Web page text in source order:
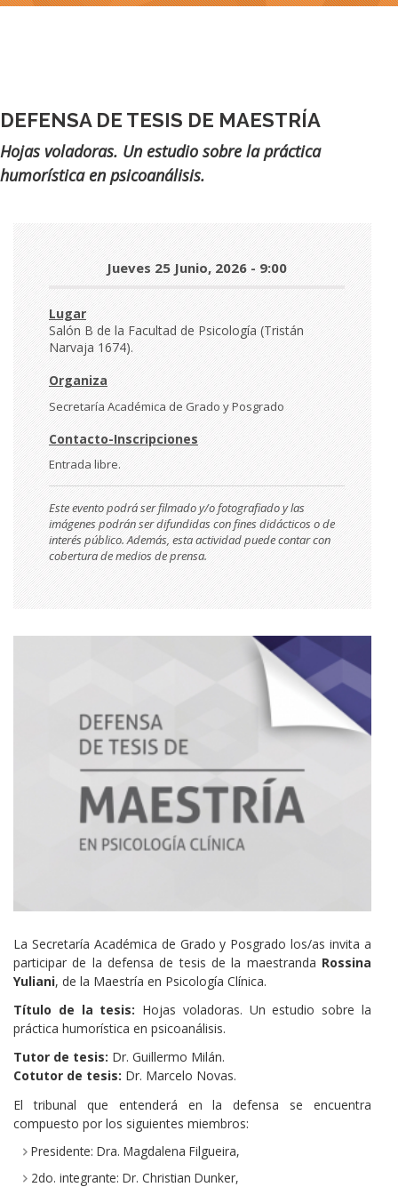
DEFENSA DE TESIS DE MAESTRÍA
Subtítulo
Hojas voladoras. Un estudio sobre la práctica
humorística en psicoanálisis.
Día
y
hora
Jueves 25 Junio, 2026 - 9:00
Lugar
Salón B de la Facultad de Psicología (Tristán
Narvaja 1674).
Organiza
Secretaría Académica de Grado y Posgrado
Contacto-Inscripciones
Entrada libre.
Este evento podrá ser filmado y/o fotografiado y las
imágenes podrán ser difundidas con fines didácticos o de
interés público. Además, esta actividad puede contar con
cobertura de medios de prensa.
La Secretaría Académica de Grado y Posgrado los/as invita a
participar de la defensa de tesis de la maestranda Rossina
Yuliani, de la Maestría en Psicología Clínica.
Título de la tesis: Hojas voladoras. Un estudio sobre la
práctica humorística en psicoanálisis.
Tutor de tesis: Dr. Guillermo Milán.
Cotutor de tesis: Dr. Marcelo Novas.
El tribunal que entenderá en la defensa se encuentra
compuesto por los siguientes miembros:
Presidente: Dra. Magdalena Filgueira,
2do. integrante: Dr. Christian Dunker,